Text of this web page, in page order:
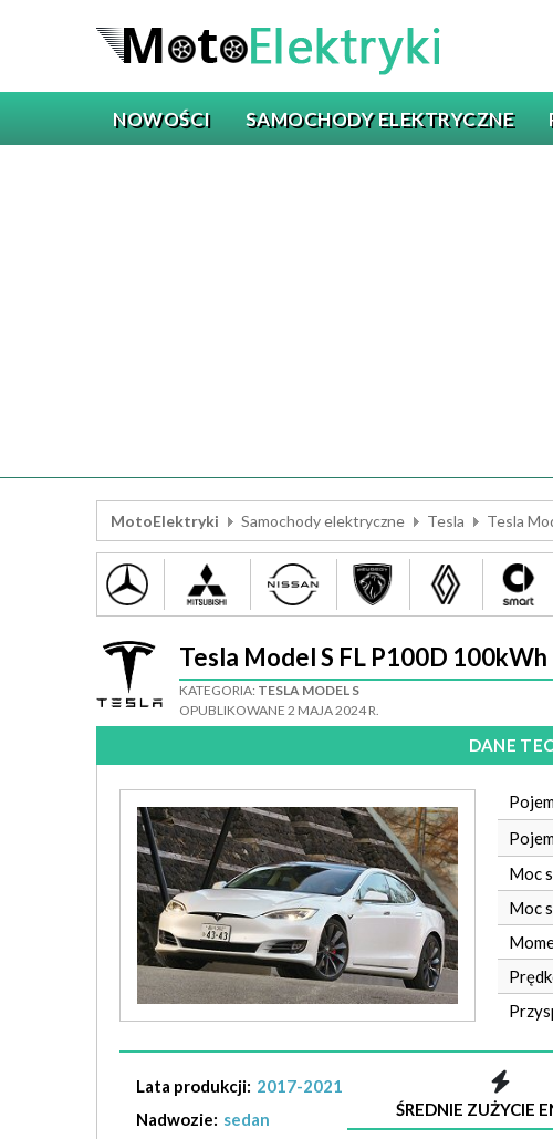
NOWOŚCI SAMOCHODY ELEKTRYCZNE
MotoElektryki Samochody elektryczne Tesla Tesla
Tesla Model S FL P100D
KATEGORIA: TESLA MODEL S
OPUBLIKOWANE 2 MAJA 2024 R.
DANE
Moc
Moc
Lata produkcji: 2017-2021
Nadwozie: sedan
ŚREDNIE ZUŻYCIE